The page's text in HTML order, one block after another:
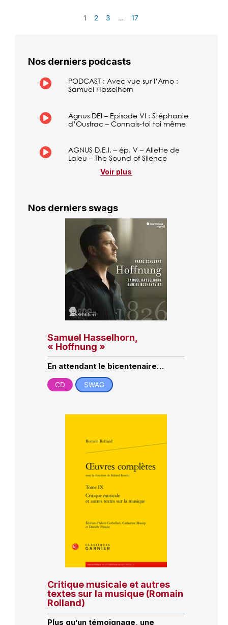
1 2 3 … 17
Nos derniers podcasts
PODCAST : Avec vue sur l’Arno :
Samuel Hasselhorn
Agnus DEI – Episode VI : Stéphanie
d’Oustrac – Connais-toi toi même
AGNUS D.E.I. – ép. V – Aliette de
Laleu – The Sound of Silence
Voir plus
Nos derniers swags
Samuel Hasselhorn,
« Hoffnung »
En attendant le bicentenaire…
CD SWAG
Critique musicale et autres
textes sur la musique (Romain
Rolland)
Plus qu’un témoignage, une